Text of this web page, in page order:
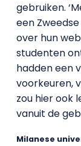
gebruiken.
een
over hun
studenten
hadden een
voorkeuren,
zou hier ook
vanuit de
Milanese